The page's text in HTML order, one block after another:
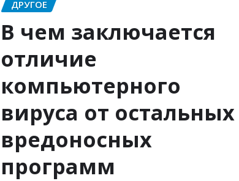
ДРУГОЕ
В чем заключается
отличие
компьютерного
вируса от остальных
вредоносных
программ